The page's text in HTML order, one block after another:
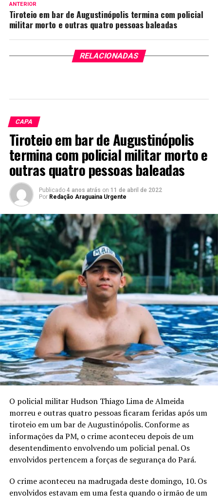
ANTERIOR
Tiroteio em bar de Augustinópolis termina com policial
militar morto e outras quatro pessoas baleadas
RELACIONADAS
CAPA
Tiroteio em bar de Augustinópolis
termina com policial militar morto e
outras quatro pessoas baleadas
Publicado 4 anos atrás on 11 de abril de 2022
Por Redação Araguaina Urgente
O policial militar Hudson Thiago Lima de Almeida
morreu e outras quatro pessoas ficaram feridas após um
tiroteio em um bar de Augustinópolis. Conforme as
informações da PM, o crime aconteceu depois de um
desentendimento envolvendo um policial penal. Os
envolvidos pertencem a forças de segurança do Pará.
O crime aconteceu na madrugada deste domingo, 10. Os
envolvidos estavam em uma festa quando o irmão de um